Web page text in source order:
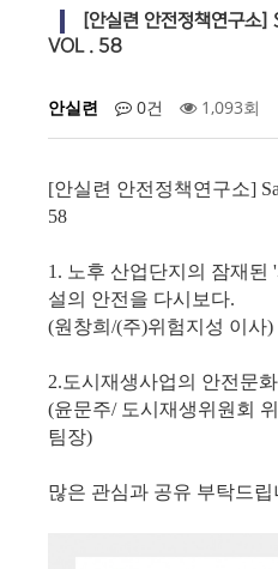
[안실련 안전정책연구
VOL . 58
안실련 0건 1,093회
[안실련 안전정책연구소]
58
1. 노후 산업단지의 잠재된
설의 안전을 다시보다.
(원창희/(주)위험지성 이사)
2.도시재생사업의 안전문화
(윤문주/ 도시재생위원회
팀장)
많은 관심과 공유 부탁드립